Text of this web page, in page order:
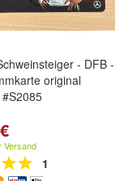
- DFB -
original
Versand
1